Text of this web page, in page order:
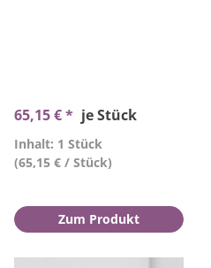
65,15 € * je Stück
Inhalt: 1 Stück
(65,15 € / Stück)
Zum Produkt